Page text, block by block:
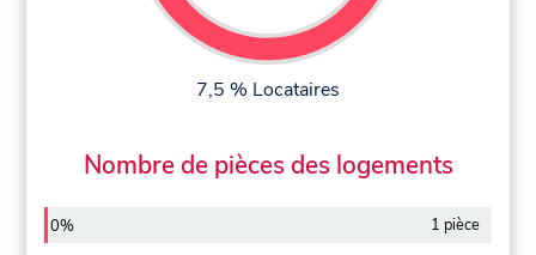
7,5 % Locataires
Nombre de pièces des logements
0% 1 pièce